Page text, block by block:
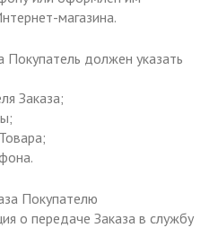
магазина.
должен указать
Заказа;
Покупателю
о передаче Заказа в службу